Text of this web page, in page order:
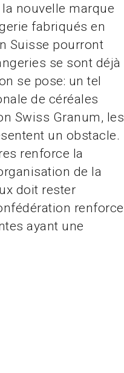
nouvelle marque
fabriqués en
Suisse pourront
se sont déjà
se pose: un tel
de céréales
Swiss Granum, les
un obstacle.
renforce la
de la
doit rester
renforce
ayant une